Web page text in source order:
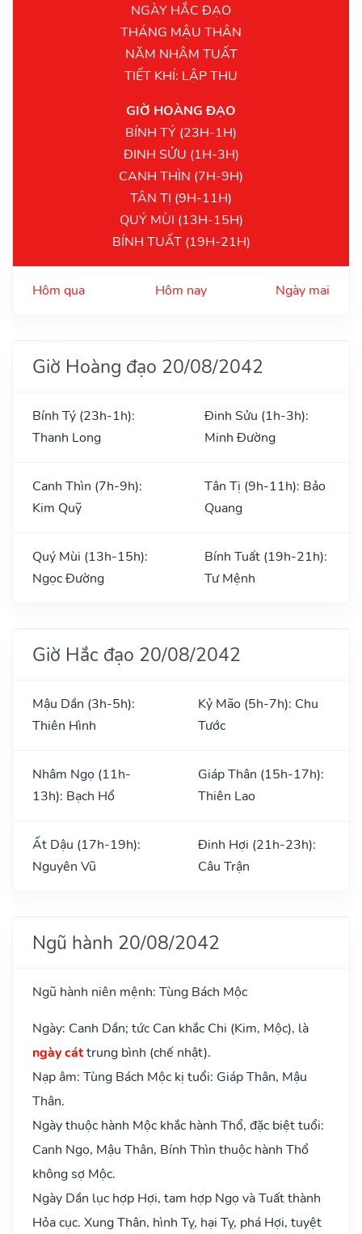
NGÀY HẮC ĐẠO
THÁNG MẬU THÂN
NĂM NHÂM TUẤT
TIẾT KHÍ: LẬP THU
GIỜ HOÀNG ĐẠO
BÍNH TÝ (23H-1H)
ĐINH SỬU (1H-3H)
CANH THÌN (7H-9H)
TÂN TỊ (9H-11H)
QUÝ MÙI (13H-15H)
BÍNH TUẤT (19H-21H)
Hôm qua Hôm nay Ngày mai
Giờ Hoàng đạo 20/08/2042
Bính Tý (23h-1h):
Thanh Long
Đinh Sửu (1h-3h):
Minh Đường
Canh Thìn (7h-9h):
Kim Quỹ
Tân Tị (9h-11h): Bảo
Quang
Quý Mùi (13h-15h):
Ngọc Đường
Bính Tuất (19h-21h):
Tư Mệnh
Giờ Hắc đạo 20/08/2042
Mậu Dần (3h-5h):
Thiên Hình
Kỷ Mão (5h-7h): Chu
Tước
Nhâm Ngọ (11h-
13h): Bạch Hổ
Giáp Thân (15h-17h):
Thiên Lao
Ất Dậu (17h-19h):
Nguyên Vũ
Đinh Hợi (21h-23h):
Câu Trận
Ngũ hành 20/08/2042
Ngũ hành niên mệnh: Tùng Bách Mộc
Ngày: Canh Dần; tức Can khắc Chi (Kim, Mộc), là
ngày cáttrung bình (chế nhật).
Nạp âm: Tùng Bách Mộc kị tuổi: Giáp Thân, Mậu
Thân.
Ngày thuộc hành Mộc khắc hành Thổ, đặc biệt tuổi:
Canh Ngọ, Mậu Thân, Bính Thìn thuộc hành Thổ
không sợ Mộc.
Ngày Dần lục hợp Hợi, tam hợp Ngọ và Tuất thành
Hỏa cục. Xung Thân, hình Tỵ, hại Tỵ, phá Hợi, tuyệt